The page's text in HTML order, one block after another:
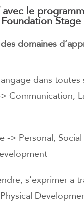
le
Foundation Stage
domaines
dans toutes
Communication,
-> Personal, Social
s’exprimer a